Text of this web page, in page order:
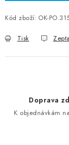
Kód zboží: OK-
Tisk
Doprava
K objednávkám